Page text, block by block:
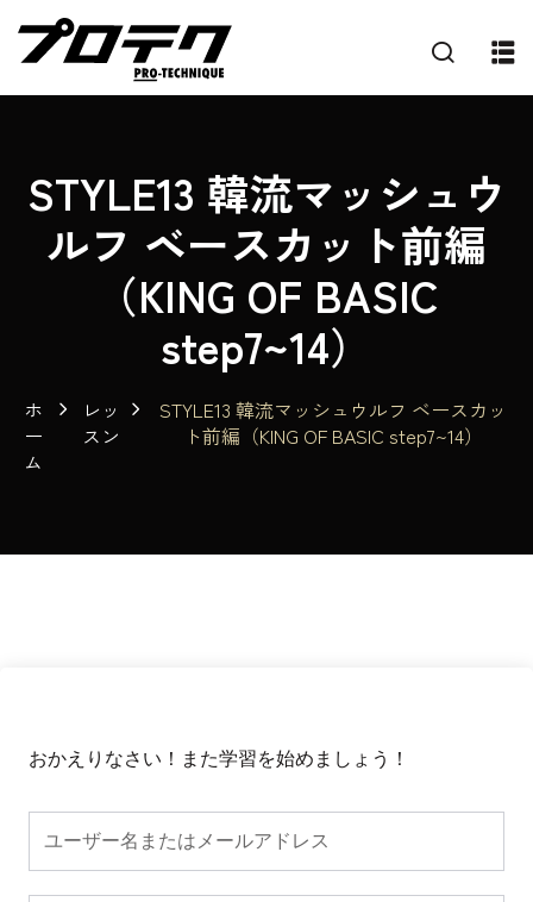
STYLE13 韓流マッシュウ
ルフ ベースカット前編
（KING OF BASIC
step7~14）
ホ
ー
ム
レッ
スン
STYLE13 韓流マッシュウルフ ベースカッ
ト前編（KING OF BASIC step7~14）
おかえりなさい！また学習を始めましょう！